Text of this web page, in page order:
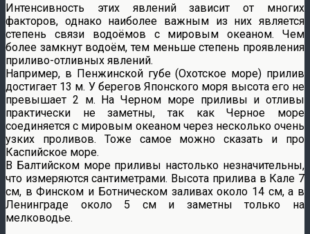
Интенсивность этих явлений зависит от многих
факторов, однако наиболее важным из них является
степень связи водоёмов с мировым океаном. Чем
более замкнут водоём, тем меньше степень проявления
приливо-отливных явлений.
Например, в Пенжинской губе (Охотское море) прилив
достигает 13 м. У берегов Японского моря высота его не
превышает 2 м. На Черном море приливы и отливы
практически не заметны, так как Черное море
соединяется с мировым океаном через несколько очень
узких проливов. Тоже самое можно сказать и про
Каспийское море.
В Балтийском море приливы настолько незначительны,
что измеряются сантиметрами. Высота прилива в Кале 7
см, в Финском и Ботническом заливах около 14 см, а в
Ленинграде около 5 см и заметны только на
мелководье.